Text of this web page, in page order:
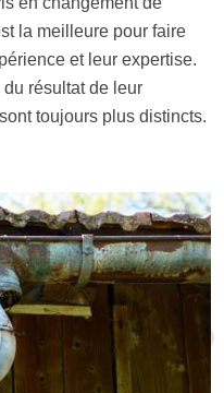
la meilleure pour faire
et leur expertise.
résultat de leur
toujours plus distincts.